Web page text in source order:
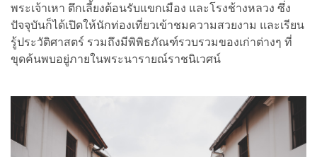
พระเจ้าเหา ตึกเลี้ยงต้อนรับแขกเมือง และโรงช้างหลวง ซึ่ง
ปัจจุบันก็ได้เปิดให้นักท่องเที่ยวเข้าชมความสวยงาม และเรียน
รู้ประวัติศาสตร์ รวมถึงมีพิพิธภัณฑ์รวบรวมของเก่าต่างๆ ที่
ขุดค้นพบอยู่ภายในพระนารายณ์ราชนิเวศน์